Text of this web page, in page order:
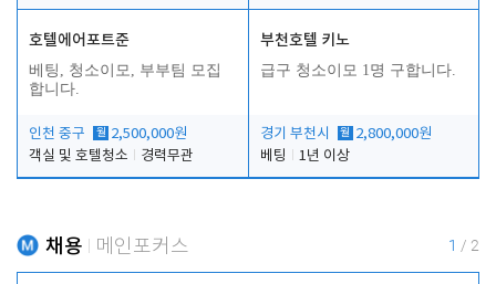
호텔에어포트준
베팅, 청소이모, 부부팀 모집
합니다.
인천 중구 월 2,500,000원
객실 및 호텔청소
경력무관
부천호텔 키노
급구 청소이모 1명 구합니다.
경기 부천시 월 2,800,000원
베팅
1년 이상
채용 메인포커스 1 / 2